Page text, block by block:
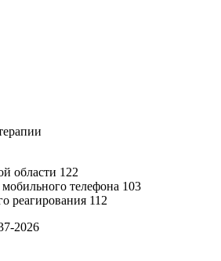
области 122
телефона 103
реагирования 112
2026